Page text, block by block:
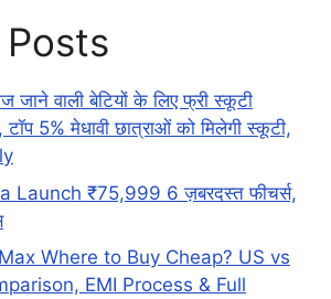
जाने वाली बेटियों के लिए फ्री स्कूटी
टॉप 5% मेधावी छात्राओं को मिलेगी स्कूटी,
Launch ₹75,999 6 ज़बरदस्त फीचर्स,
Where to Buy Cheap? US vs
EMI Process & Full